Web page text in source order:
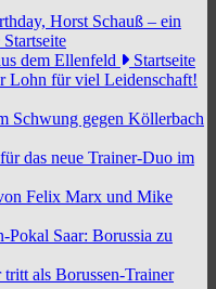
Horst Schauß – ein
Startseite
dem Ellenfeld
Startseite
Lohn für viel Leidenschaft!
Schwung gegen Köllerbach
das neue Trainer-Duo im
Felix Marx und Mike
Pokal Saar: Borussia zu
tritt als Borussen-Trainer